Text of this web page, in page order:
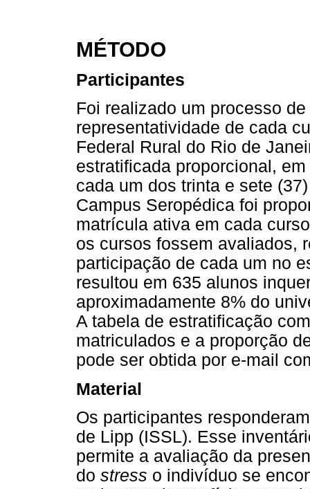
MÉTODO
Participantes
Foi realizado um processo
representatividade de cada
Federal Rural do Rio de
estratificada proporcional,
cada um dos trinta e sete
Campus Seropédica foi
matrícula ativa em cada
os cursos fossem avaliados,
participação de cada um no
resultou em 635 alunos
aproximadamente 8% do
A tabela de estratificação
matriculados e a proporção
pode ser obtida por e-mail
Material
Os participantes
de Lipp (ISSL). Esse
permite a avaliação da
do stress o indivíduo se